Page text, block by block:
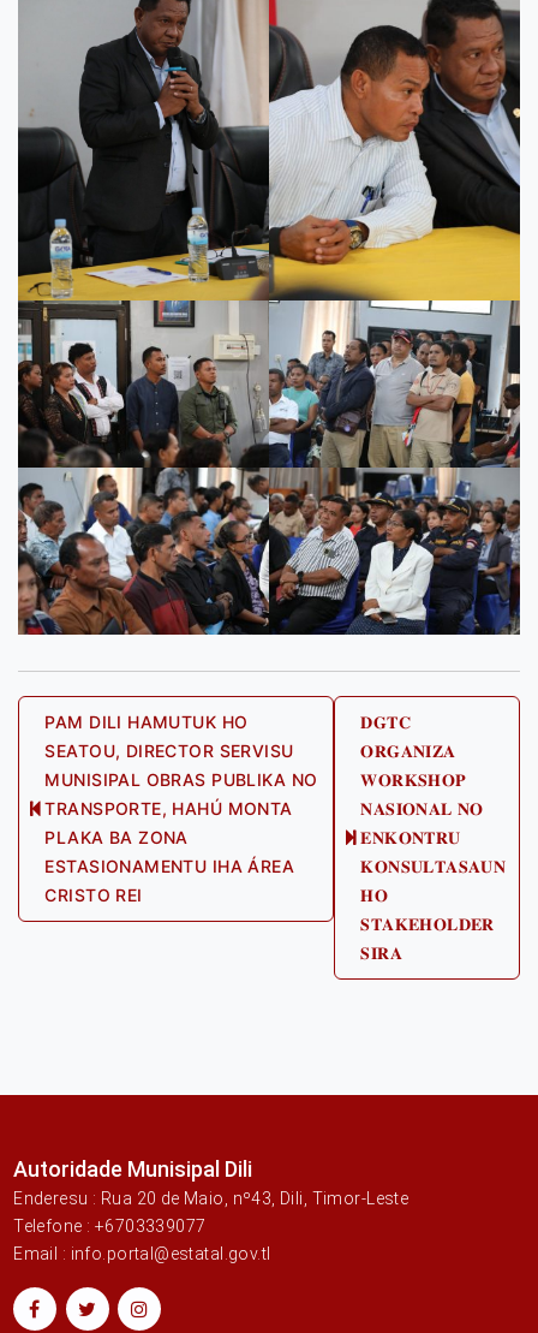
Post
navigation
Previous
post:
PAM DILI HAMUTUK HO
SEATOU, DIRECTOR SERVISU
MUNISIPAL OBRAS PUBLIKA NO
TRANSPORTE, HAHÚ MONTA
PLAKA BA ZONA
ESTASIONAMENTU IHA ÁREA
CRISTO REI
Next
post:
𝐃𝐆𝐓𝐂
𝐎𝐑𝐆𝐀𝐍𝐈𝐙𝐀
𝐖𝐎𝐑𝐊𝐒𝐇𝐎𝐏
𝐍𝐀𝐒𝐈𝐎𝐍𝐀𝐋 𝐍𝐎
𝐄𝐍𝐊𝐎𝐍𝐓𝐑𝐔
𝐊𝐎𝐍𝐒𝐔𝐋𝐓𝐀𝐒𝐀𝐔𝐍
𝐇𝐎
𝐒𝐓𝐀𝐊𝐄𝐇𝐎𝐋𝐃𝐄𝐑
𝐒𝐈𝐑𝐀
Autoridade Munisipal Dili
Enderesu : Rua 20 de Maio, nº43, Dili, Timor-Leste
Telefone : +6703339077
Email : info.portal@estatal.gov.tl